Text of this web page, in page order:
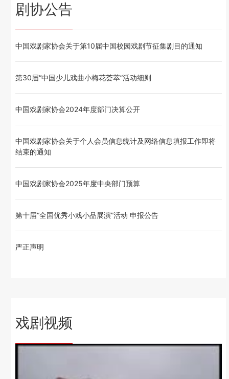
剧协公告
中国戏剧家协会关于第10届中国校园戏剧节征集剧目的通知
第30届“中国少儿戏曲小梅花荟萃”活动细则
中国戏剧家协会2024年度部门决算公开
中国戏剧家协会关于个人会员信息统计及网络信息填报工作即将
结束的通知
中国戏剧家协会2025年度中央部门预算
第十届“全国优秀小戏小品展演”活动 申报公告
严正声明
戏剧视频